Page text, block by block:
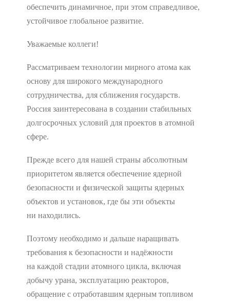
обеспечить динамичное, при этом справедливое,
устойчивое глобальное развитие.
Уважаемые коллеги!
Рассматриваем технологии мирного атома как
основу для широкого международного
сотрудничества, для сближения государств.
Россия заинтересована в создании стабильных
долгосрочных условий для проектов в атомной
сфере.
Прежде всего для нашей страны абсолютным
приоритетом является обеспечение ядерной
безопасности и физической защиты ядерных
объектов и установок, где бы эти объекты
ни находились.
Поэтому необходимо и дальше наращивать
требования к безопасности и надёжности
на каждой стадии атомного цикла, включая
добычу урана, эксплуатацию реакторов,
обращение с отработавшим ядерным топливом